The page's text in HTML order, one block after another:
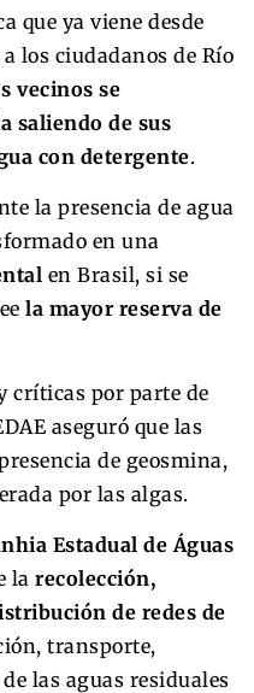
que ya viene desde
los ciudadanos de Río
vecinos se
saliendo de sus
con detergente.
la presencia de agua
en una
en Brasil, si se
la mayor reserva de
críticas por parte de
aseguró que las
de geosmina,
por las algas.
Estadual de Águas
la recolección,
de redes de
transporte,
las aguas residuales